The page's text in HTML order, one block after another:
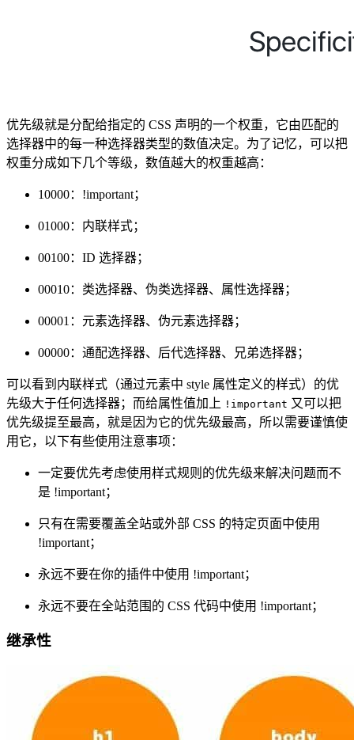
优先级就是分配给指定的 CSS 声明的一个权重，它由匹配的
选择器中的每一种选择器类型的数值决定。为了记忆，可以把
权重分成如下几个等级，数值越大的权重越高：
10000：!important；
01000：内联样式；
00100：ID 选择器；
00010：类选择器、伪类选择器、属性选择器；
00001：元素选择器、伪元素选择器；
00000：通配选择器、后代选择器、兄弟选择器；
可以看到内联样式（通过元素中 style 属性定义的样式）的优
先级大于任何选择器；而给属性值加上 !important 又可以把
优先级提至最高，就是因为它的优先级最高，所以需要谨慎使
用它，以下有些使用注意事项：
一定要优先考虑使用样式规则的优先级来解决问题而不
是 !important；
只有在需要覆盖全站或外部 CSS 的特定页面中使用
!important；
永远不要在你的插件中使用 !important；
永远不要在全站范围的 CSS 代码中使用 !important；
继承性